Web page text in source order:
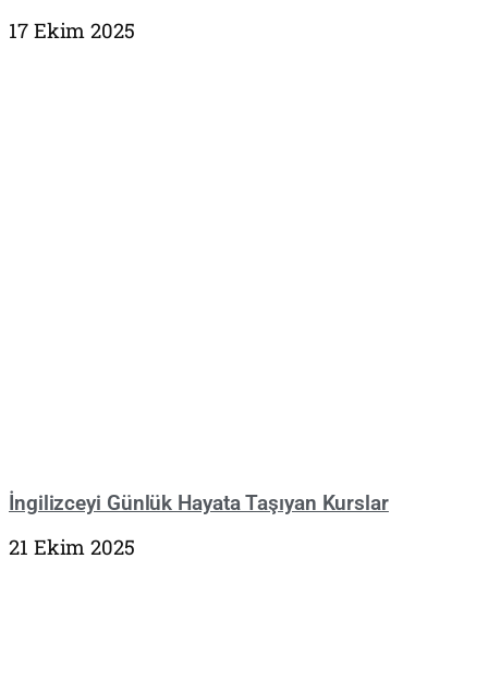
17 Ekim 2025
İngilizceyi Günlük Hayata Taşıyan Kurslar
21 Ekim 2025